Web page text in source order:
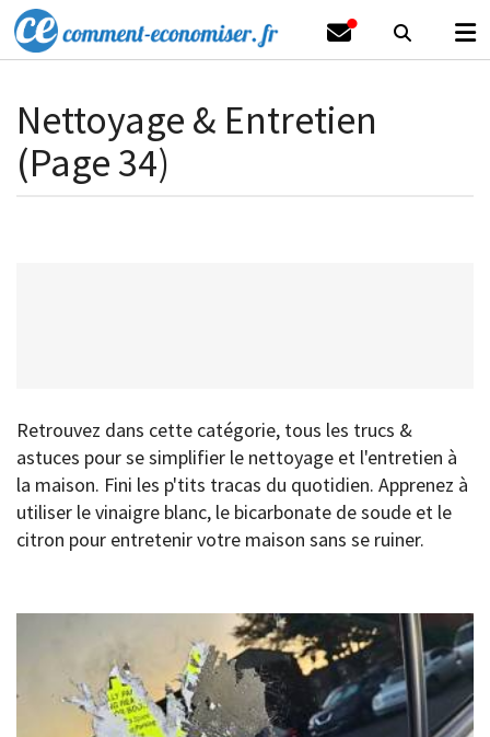
Nettoyage & Entretien
(Page 34)
Retrouvez dans cette catégorie, tous les trucs &
astuces pour se simplifier le nettoyage et l'entretien à
la maison. Fini les p'tits tracas du quotidien. Apprenez à
utiliser le vinaigre blanc, le bicarbonate de soude et le
citron pour entretenir votre maison sans se ruiner.